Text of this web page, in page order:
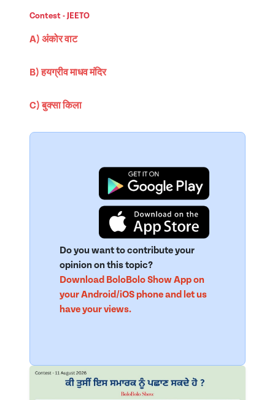
Contest - JEETO
A) अंकोर वाट
B) हयग्रीव माधव मंदिर
C) बुक्सा किला
Do you want to contribute your
opinion on this topic?
Download BoloBolo Show App on
your Android/iOS phone and let us
have your views.